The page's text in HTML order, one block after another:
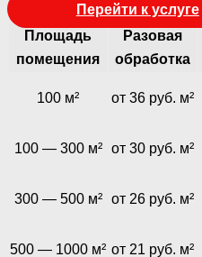
Перейти к услуге
Площадь
помещения
Разовая
обработка
100 м² от 36 руб. м²
100 — 300 м² от 30 руб. м²
300 — 500 м² от 26 руб. м²
500 — 1000 м² от 21 руб. м²